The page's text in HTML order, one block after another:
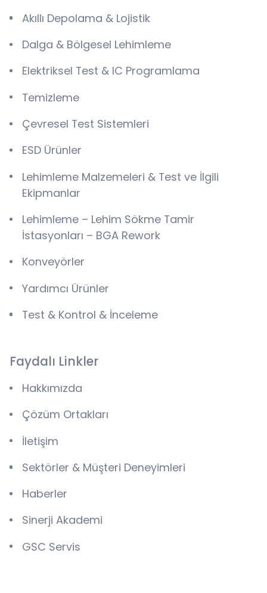
Akıllı Depolama & Lojistik
Dalga & Bölgesel Lehimleme
Elektriksel Test & IC Programlama
Temizleme
Çevresel Test Sistemleri
ESD Ürünler
Lehimleme Malzemeleri & Test ve İlgili
Ekipmanlar
Lehimleme – Lehim Sökme Tamir
İstasyonları – BGA Rework
Konveyörler
Yardımcı Ürünler
Test & Kontrol & İnceleme
Faydalı Linkler
Hakkımızda
Çözüm Ortakları
İletişim
Sektörler & Müşteri Deneyimleri
Haberler
Sinerji Akademi
GSC Servis